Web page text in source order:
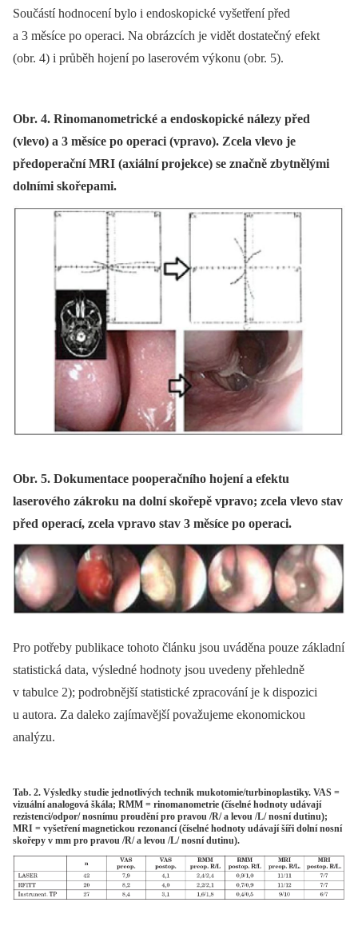
Součástí hodnocení bylo i endoskopické vyšetření před
a 3 měsíce po operaci. Na obrázcích je vidět dostatečný efekt
(obr. 4) i průběh hojení po laserovém výkonu (obr. 5).
Obr. 4. Rinomanometrické a endoskopické nálezy před
(vlevo) a 3 měsíce po operaci (vpravo). Zcela vlevo je
předoperační MRI (axiální projekce) se značně zbytnělými
dolními skořepami.
Obr. 5. Dokumentace pooperačního hojení a efektu
laserového zákroku na dolní skořepě vpravo; zcela vlevo stav
před operací, zcela vpravo stav 3 měsíce po operaci.
Pro potřeby publikace tohoto článku jsou uváděna pouze základní
statistická data, výsledné hodnoty jsou uvedeny přehledně
v tabulce 2); podrobnější statistické zpracování je k dispozici
u autora. Za daleko zajímavější považujeme ekonomickou
analýzu.
Tab. 2. Výsledky studie jednotlivých technik mukotomie/turbinoplastiky. VAS =
vizuální analogová škála; RMM = rinomanometrie (číselné hodnoty udávají
rezistenci/odpor/ nosnímu proudění pro pravou /R/ a levou /L/ nosní dutinu);
MRI = vyšetření magnetickou rezonancí (číselné hodnoty udávají šíři dolní nosní
skořepy v mm pro pravou /R/ a levou /L/ nosní dutinu).